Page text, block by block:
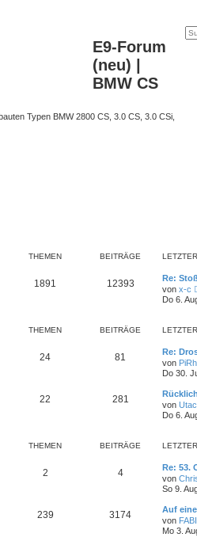
E9-Forum
(neu) |
BMW CS
Typen BMW 2800 CS, 3.0 CS, 3.0 CSi,
THEMEN BEITRÄGE
1891 12393
Re:
von x-c
Do 6.
THEMEN BEITRÄGE
24 81
Re:
von
Do 30.
22 281
von
Do 6.
THEMEN BEITRÄGE
2 4
Re: 53.
von
So 9.
239 3174
Auf
von
Mo 3.